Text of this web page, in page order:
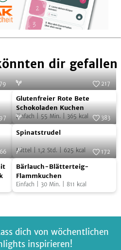
dir gefallen
Glutenfreier
Rote
Bete
Schokoladen
Kuchen
217
Glutenfreier Rote Bete
Schokoladen Kuchen
Einfach 55 Min. 365 kcal
97
Spinatstrudel
383
Spinatstrudel
Mittel 1,2 Std. 625 kcal
Bärlauch-
Blätterteig-
Flammkuchen
Foto:
172
Bärlauch-Blätterteig-
Flammkuchen
Einfach 30 Min. 811 kcal
dich von wöchentlichen
inspirieren!